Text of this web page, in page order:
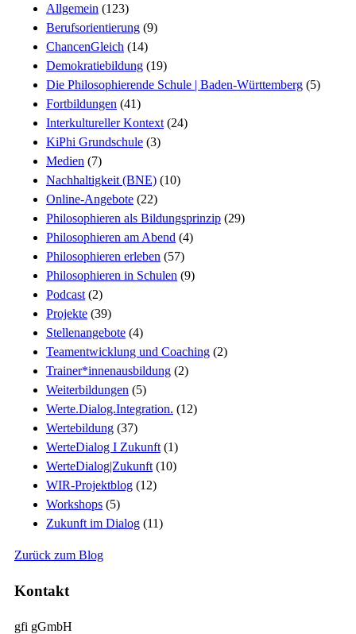
Allgemein (123)
Berufsorientierung (9)
ChancenGleich (14)
Demokratiebildung (19)
Die Philosophierende Schule | Baden-Württemberg (5)
Fortbildungen (41)
Interkultureller Kontext(24)
KiPhi Grundschule (3)
Medien (7)
Nachhaltigkeit (BNE) (10)
Online-Angebote (22)
Philosophieren als Bildungsprinzip (29)
Philosophieren am Abend (4)
Philosophieren erleben (57)
Philosophieren in Schulen (9)
Podcast(2)
Projekte (39)
Stellenangebote (4)
Teamentwicklung und Coaching (2)
Trainer*innenausbildung (2)
Weiterbildungen (5)
Werte.Dialog.Integration. (12)
Wertebildung (37)
WerteDialog I Zukunft(1)
WerteDialog|Zukunft(10)
WIR-Projektblog (12)
Workshops (5)
Zukunft im Dialog (11)
Zurück zum Blog
Kontakt
gfi gGmbH